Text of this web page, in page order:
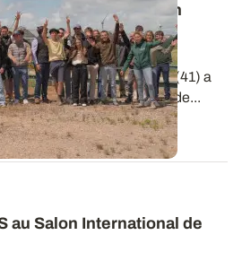
2026 : une belle édition
de l'innovation !
de recherche et
d'Ouzouer-le-Marché (41) a
de la 6e édition de Clap de...
au Salon International de